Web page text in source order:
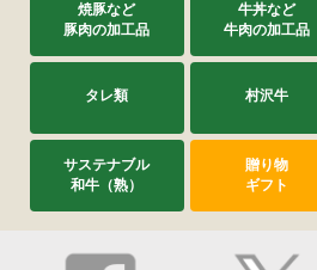
焼豚など
豚肉の加工品
牛丼など
牛肉の加工品
タレ類 村沢牛
サステナブル
和牛（熟）
贈り物
ギフト